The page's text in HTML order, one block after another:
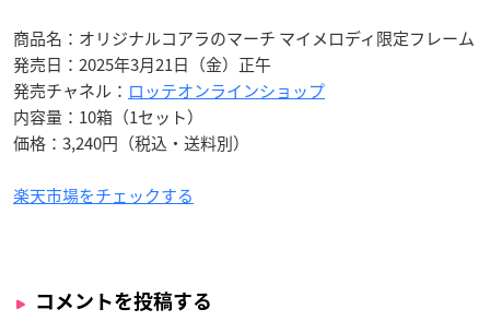
商品名：オリジナルコアラのマーチ マイメロディ限定フレーム
発売日：2025年3月21日（金）正午
発売チャネル： ロッテオンラインショップ
内容量：10箱（1セット）
価格：3,240円（税込・送料別）
楽天市場をチェックする
コメントを投稿する